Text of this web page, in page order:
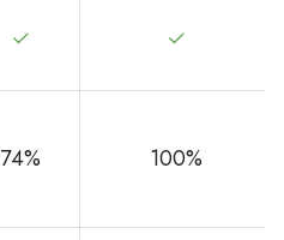
74% 100%